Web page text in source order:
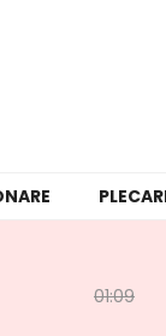
01:09